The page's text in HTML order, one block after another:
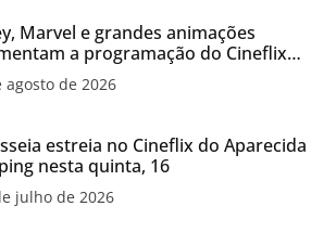
Marvel e grandes animações
a programação do Cineflix
Shopping
agosto de 2026
estreia no Cineflix do Aparecida
nesta quinta, 16
julho de 2026